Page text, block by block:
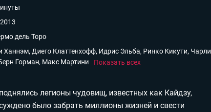
дель Торо
Ханнэм, Диего Клаттенхофф, Идрис Эльба, Ринко Кикути, Чарли
Горман, Макс Мартини
Показать всех
легионы чудовищ, известных как Кайдзу,
было забрать миллионы жизней и свести